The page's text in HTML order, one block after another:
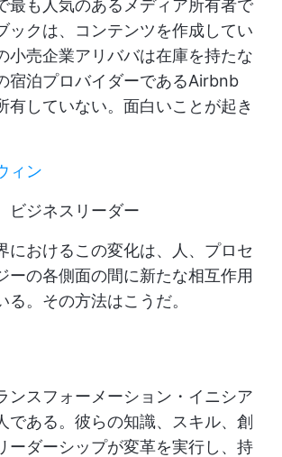
最も人気のあるメディア所有者で
ックは、コンテンツを作成してい
小売企業アリババは在庫を持たな
宿泊プロバイダーであるAirbnb
有していない。面白いことが起き
ィン
ビジネスリーダー
におけるこの変化は、人、プロセ
ーの各側面の間に新たな相互作用
る。その方法はこうだ。
ンスフォーメーション・イニシア
である。彼らの知識、スキル、創
ーダーシップが変革を実行し、持